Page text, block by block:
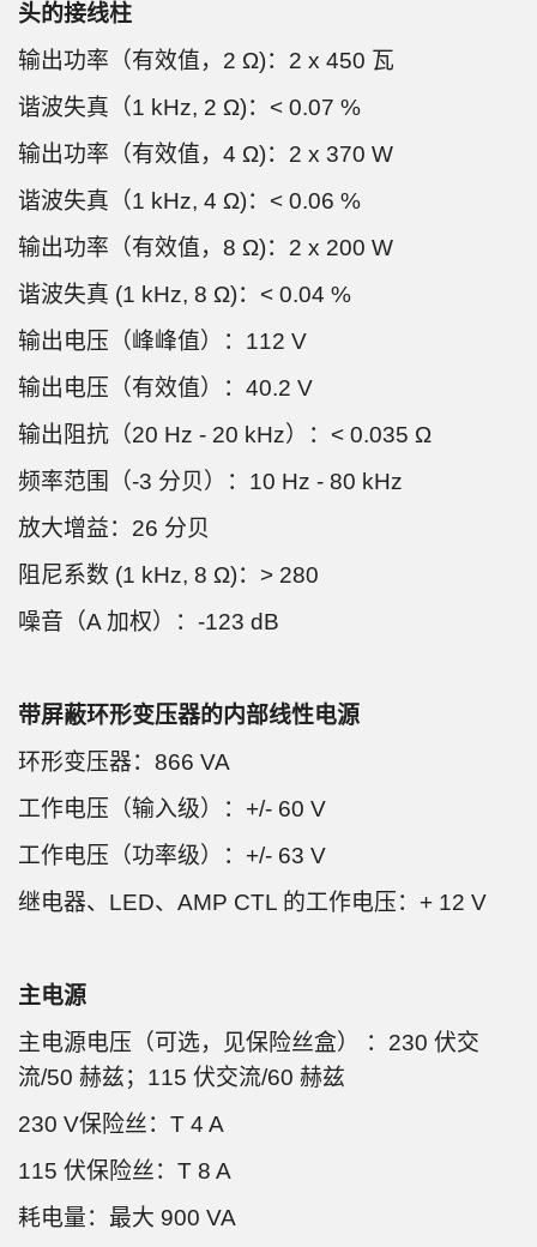
头的接线柱
输出功率（有效值，2 Ω)：2 x 450 瓦
谐波失真（1 kHz, 2 Ω)：< 0.07 %
输出功率（有效值，4 Ω)：2 x 370 W
谐波失真（1 kHz, 4 Ω)：< 0.06 %
输出功率（有效值，8 Ω)：2 x 200 W
谐波失真 (1 kHz, 8 Ω)：< 0.04 %
输出电压（峰峰值）：112 V
输出电压（有效值）：40.2 V
输出阻抗（20 Hz - 20 kHz）：< 0.035 Ω
频率范围（-3 分贝）：10 Hz - 80 kHz
放大增益：26 分贝
阻尼系数 (1 kHz, 8 Ω)：> 280
噪音（A 加权）：-123 dB
带屏蔽环形变压器的内部线性电源
环形变压器：866 VA
工作电压（输入级）：+/- 60 V
工作电压（功率级）：+/- 63 V
继电器、LED、AMP CTL 的工作电压：+ 12 V
主电源
主电源电压（可选，见保险丝盒） ：230 伏交
流/50 赫兹；115 伏交流/60 赫兹
230 V保险丝：T 4 A
115 伏保险丝：T 8 A
耗电量：最大 900 VA